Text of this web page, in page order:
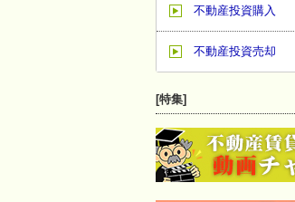
不動産投資購入
不動産投資売却
[特集]